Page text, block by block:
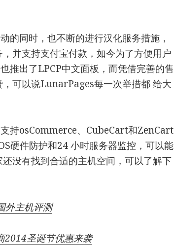
的同时，也不断的进行汉化服务措施，
并支持支付宝付款，如今为了方便用户
推出了LPCP中文面板，而凭借完善的售
可以说LunarPages每一次举措都 给大
持osCommerce、CubeCart和ZenCart
硬件防护和24 小时服务器监控，可以能
没有找到合适的主机空间，可以了解下
外主机评测
2014圣诞节优惠来袭